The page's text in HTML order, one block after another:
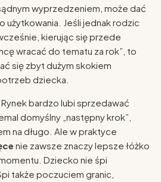
wyprzedzeniem, może dać
użytkowania. Jeśli jednak rodzic
kierując się przede
wracać do tematu za rok”, to
się zbyt dużym skokiem
dziecka.
bardzo lubi sprzedawać
domyślny „następny krok”,
na długo. Ale w praktyce
nie zawsze znaczy lepsze łóżko
Dziecko nie śpi
także poczuciem granic,